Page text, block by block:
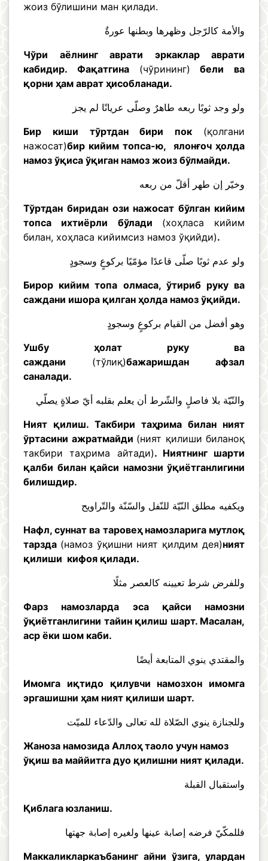
жоиз бўлишини ман қилади.
والأمة كالرّجل وظهرها وبطنها عورةٌ
Чўри аёлнинг аврати эркаклар аврати
кабидир. Фақатгина (чўрининг) бели ва
қорни ҳам аврат ҳисобланади.
ولو وجد ثوبًا ربعه طاهرٌ وصلّى عريانًا لم يجز
Бир киши тўртдан бири пок (қолгани
нажосат)бир кийим топса-ю, ялонғоч ҳолда
намоз ўқиса ўқиган намоз жоиз бўлмайди.
وخيّر إن طهر أقلّ من ربعه
Тўртдан биридан ози нажосат бўлган кийим
топса ихтиёрли бўлади (хоҳласа кийим
билан, хоҳласа кийимсиз намоз ўқийди).
ولو عدم ثوبًا صلّى قاعدًا مؤمّيًا بركوعٍ وسجودٍ
Бирор кийим топа олмаса, ўтириб руку ва
саждани ишора қилган ҳолда намоз ўқийди.
وهو أفضل من القيام بركوعٍ وسجودٍ
Ушбу ҳолат руку ва
саждани (тўлиқ)бажаришдан афзал
саналади.
والنّيّة بلا فاصلٍ والشّرط أن يعلم بقلبه أيّ صلاةٍ يصلّي
Ният қилиш. Такбири таҳрима билан ният
ўртасини ажратмайди (ният қилиши биланоқ
такбири таҳрима айтади). Ниятнинг шарти
қалби билан қайси намозни ўқиётганлигини
билишдир.
ويكفيه مطلق النّيّة للنّفل والسّنّة والتّراويح
Нафл, суннат ва таровеҳ намозларига мутлоқ
тарзда (намоз ўқишни ният қилдим дея)ният
қилиши кифоя қилади.
وللفرض شرط تعيينه كالعصر مثلًا
Фарз намозларда эса қайси намозни
ўқиётганлигини тайин қилиш шарт. Масалан,
аср ёки шом каби.
والمقتدي ينوي المتابعة أيضًا
Имомга иқтидо қилувчи намозхон имомга
эргашишни ҳам ният қилиши шарт.
وللجنازة ينوي الصّلاة لله تعالى والدّعاء للميّت
Жаноза намозида Аллоҳ таоло учун намоз
ўқиш ва маййитга дуо қилишни ният қилади.
واستقبال القبلة
Қиблага юзланиш.
فللمكّيّ فرضه إصابة عينها ولغيره إصابة جهتها
Маккаликларкаъбанинг айни ўзига, улардан